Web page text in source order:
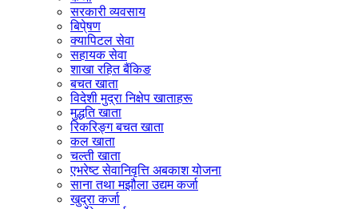
सरकारी व्यवसाय
बिपे्षण
क्यापिटल सेवा
सहायक सेवा
शाखा रहित बैंकिङ
बचत खाता
विदेशी मुद्रा निक्षेप खाताहरू
मुद्धति खाता
रिकरिङ्ग बचत खाता
कल खाता
चल्ती खाता
एभरेष्ट सेवानिवृत्ति अबकाश योजना
साना तथा मझौला उद्यम कर्जा
खुद्रा कर्जा